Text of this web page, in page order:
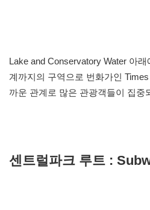
Lake and Conservatory Water 아
계까지의 구역으로 번화가인
까운 관계로 많은 관광객들이 집중
센트럴파크 루트 :